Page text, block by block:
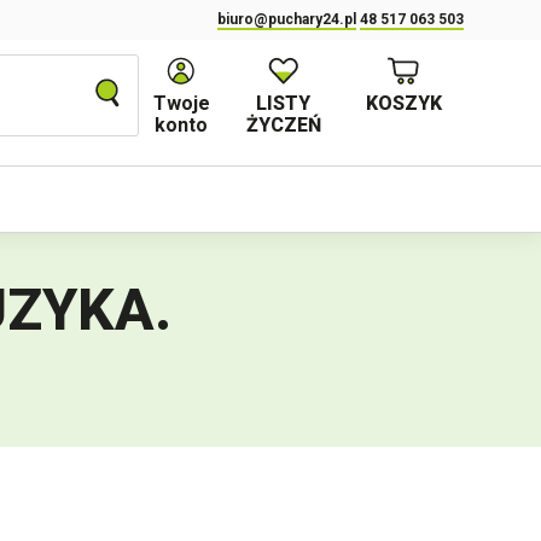
biuro@puchary24.pl 48 517 063 503
Twoje
konto
LISTY
ŻYCZEŃ
KOSZYK
.